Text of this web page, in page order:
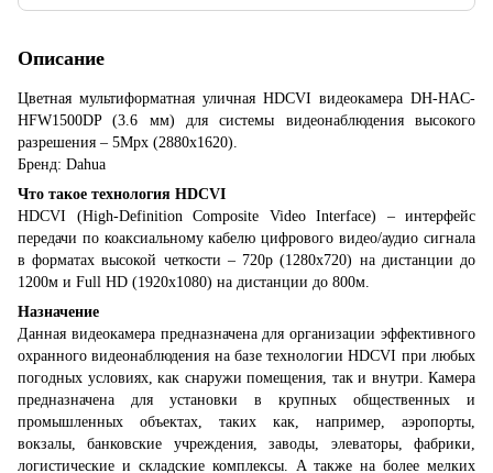
Описание
Цветная мультиформатная уличная HDCVI видеокамера DH-HAC-
HFW1500DP (3.6 мм) для системы видеонаблюдения высокого
разрешения – 5Mpx (2880х1620).
Бренд: Dahua
Что такое технология HDCVI
HDCVI (High-Definition Composite Video Interface) – интерфейс
передачи по коаксиальному кабелю цифрового видео/аудио сигнала
в форматах высокой четкости – 720p (1280x720) на дистанции до
1200м и Full HD (1920х1080) на дистанции до 800м.
Назначение
Данная видеокамера предназначена для организации эффективного
охранного видеонаблюдения на базе технологии HDCVI при любых
погодных условиях, как снаружи помещения, так и внутри. Камера
предназначена для установки в крупных общественных и
промышленных объектах, таких как, например, аэропорты,
вокзалы, банковские учреждения, заводы, элеваторы, фабрики,
логистические и складские комплексы. А также на более мелких